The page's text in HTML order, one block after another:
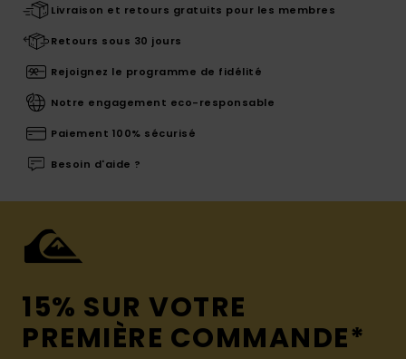
Livraison et retours gratuits pour les membres
Retours sous 30 jours
Rejoignez le programme de fidélité
Notre engagement eco-responsable
Paiement 100% sécurisé
Besoin d'aide ?
15% SUR VOTRE
PREMIÈRE COMMANDE*